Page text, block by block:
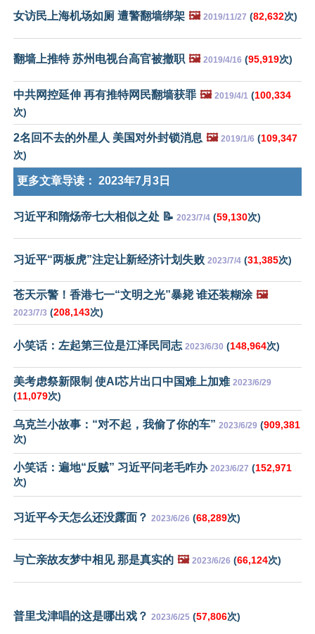
女访民上海机场如厕 遭警翻墙绑架 🖼️ 2019/11/27 (82,632次)
翻墙上推特 苏州电视台高官被撤职 🖼️ 2019/4/16 (95,919次)
中共网控延伸 再有推特网民翻墙获罪 🖼️ 2019/4/1 (100,334
次)
2名回不去的外星人 美国对外封锁消息 🖼️ 2019/1/6 (109,347
次)
更多文章导读： 2023年7月3日
习近平和隋炀帝七大相似之处 📝 2023/7/4 (59,130次)
习近平“两板虎”注定让新经济计划失败 2023/7/4 (31,385次)
苍天示警！香港七一“文明之光”暴毙 谁还装糊涂 🖼️
2023/7/3 (208,143次)
小笑话：左起第三位是江泽民同志 2023/6/30 (148,964次)
美考虑祭新限制 使AI芯片出口中国难上加难 2023/6/29
(11,079次)
乌克兰小故事：“对不起，我偷了你的车” 2023/6/29 (909,381
次)
小笑话：遍地“反贼” 习近平问老毛咋办 2023/6/27 (152,971
次)
习近平今天怎么还没露面？ 2023/6/26 (68,289次)
与亡亲故友梦中相见 那是真实的 🖼️ 2023/6/26 (66,124次)
普里戈津唱的这是哪出戏？ 2023/6/25 (57,806次)